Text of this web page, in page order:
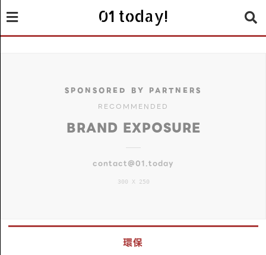
01 today!
SPONSORED BY PARTNERS
RECOMMENDED
BRAND EXPOSURE
contact@01.today
300 X 250
環保